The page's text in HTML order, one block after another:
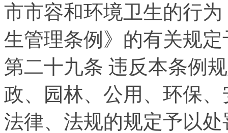
市市容和环境卫生的行
生管理条例》的有关规
第二十九条 违反本条例
政、园林、公用、环保
法律、法规的规定予以处